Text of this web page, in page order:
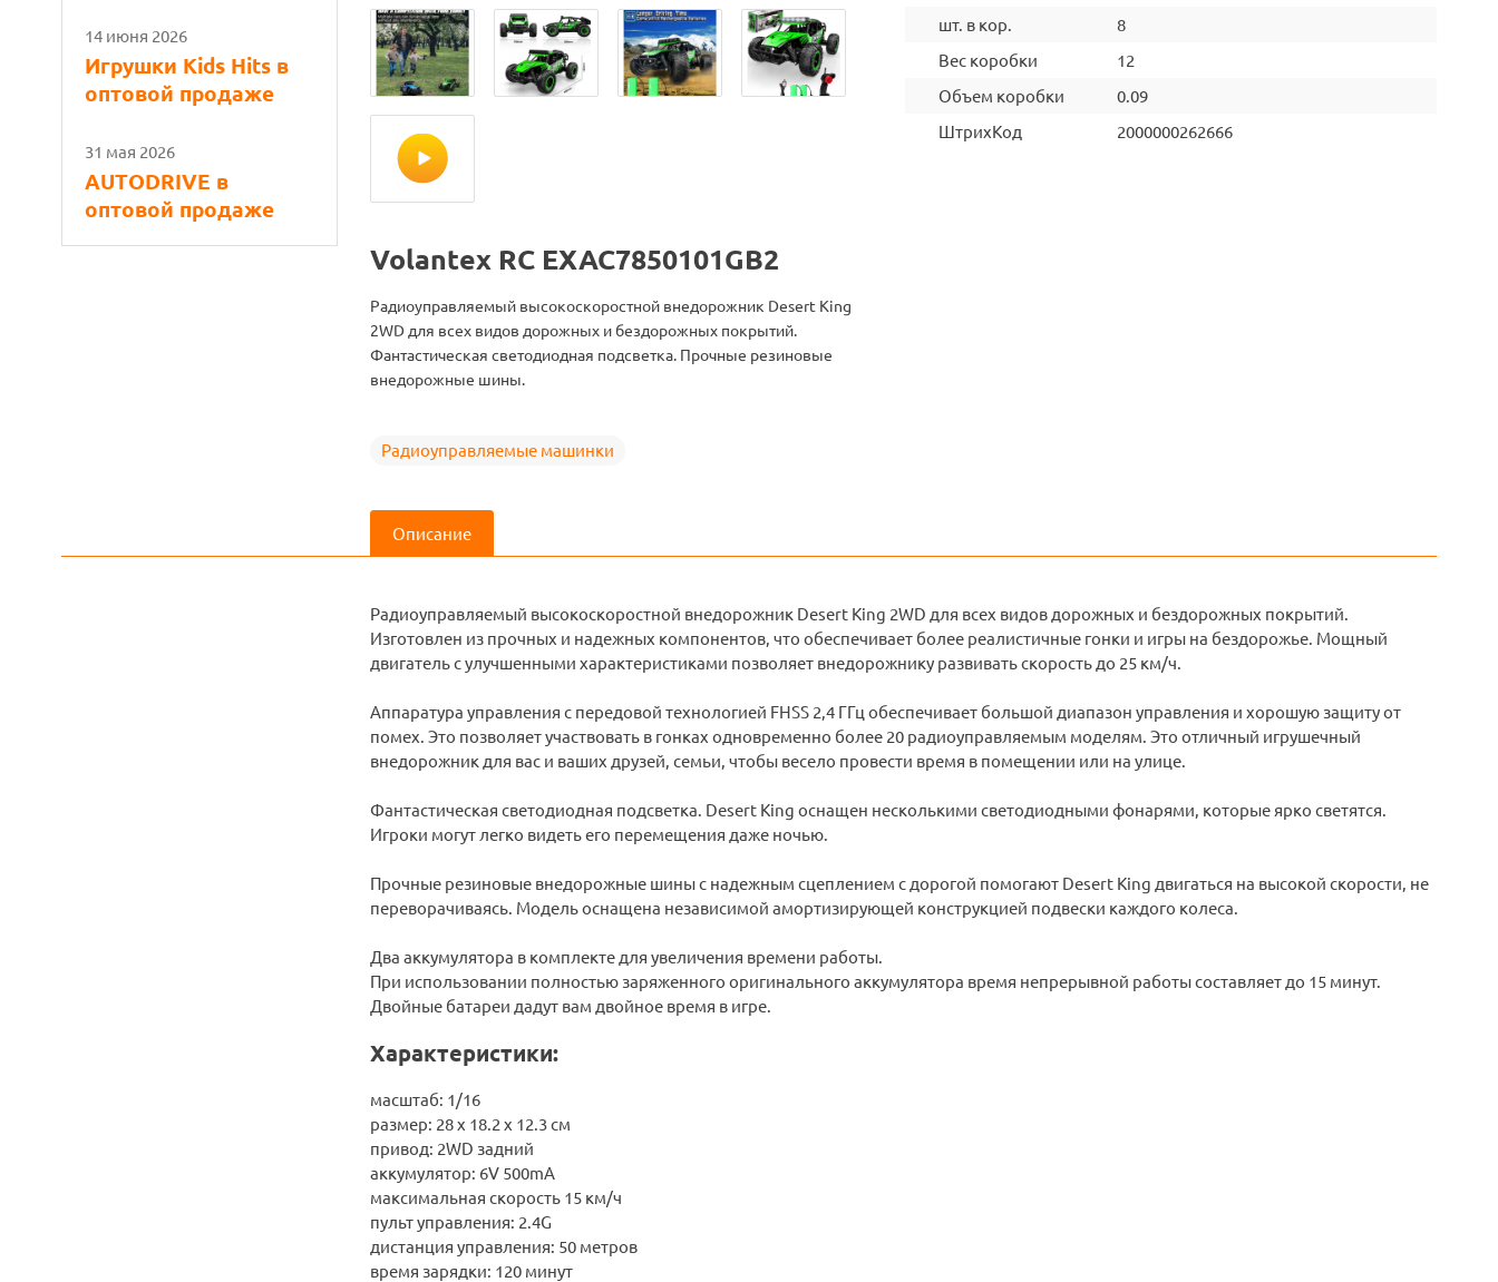
14 июня 2026
Игрушки Kids Hits в
оптовой продаже
31 мая 2026
AUTODRIVE в
оптовой продаже
Volantex RC EXAC7850101GB2
Радиоуправляемый высокоскоростной внедорожник Desert King
2WD для всех видов дорожных и бездорожных покрытий.
Фантастическая светодиодная подсветка. Прочные резиновые
внедорожные шины.
Радиоуправляемые машинки
шт. в кор.
8
Вес коробки
12
Объем коробки
0.09
ШтрихКод
2000000262666
Описание
Радиоуправляемый высокоскоростной внедорожник Desert King 2WD для всех видов дорожных и бездорожных покрытий.
Изготовлен из прочных и надежных компонентов, что обеспечивает более реалистичные гонки и игры на бездорожье. Мощный
двигатель с улучшенными характеристиками позволяет внедорожнику развивать скорость до 25 км/ч.
Аппаратура управления с передовой технологией FHSS 2,4 ГГц обеспечивает большой диапазон управления и хорошую защиту от
помех. Это позволяет участвовать в гонках одновременно более 20 радиоуправляемым моделям. Это отличный игрушечный
внедорожник для вас и ваших друзей, семьи, чтобы весело провести время в помещении или на улице.
Фантастическая светодиодная подсветка. Desert King оснащен несколькими светодиодными фонарями, которые ярко светятся.
Игроки могут легко видеть его перемещения даже ночью.
Прочные резиновые внедорожные шины с надежным сцеплением с дорогой помогают Desert King двигаться на высокой скорости, не
переворачиваясь. Модель оснащена независимой амортизирующей конструкцией подвески каждого колеса.
Два аккумулятора в комплекте для увеличения времени работы.
При использовании полностью заряженного оригинального аккумулятора время непрерывной работы составляет до 15 минут.
Двойные батареи дадут вам двойное время в игре.
Характеристики:
масштаб: 1/16
размер: 28 х 18.2 х 12.3 см
привод: 2WD задний
аккумулятор: 6V 500mA
максимальная скорость 15 км/ч
пульт управления: 2.4G
дистанция управления: 50 метров
время зарядки: 120 минут